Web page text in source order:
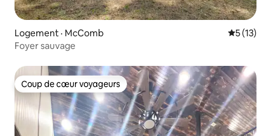
Logement · McComb Note
5 (13)
Foyer sauvage
Coup de cœur voyageurs
Coup de cœur voyageurs